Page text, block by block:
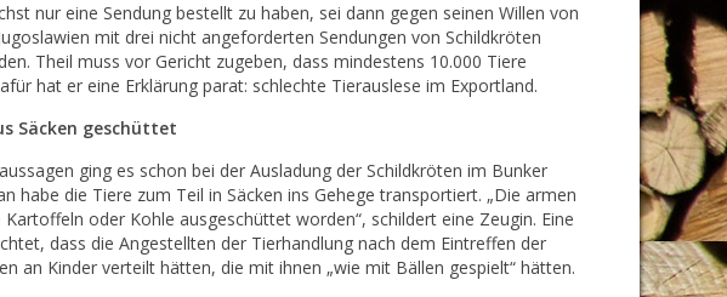
nur eine Sendung bestellt zu haben, sei dann gegen seinen Willen von
mit drei nicht angeforderten Sendungen von Schildkröten
Theil muss vor Gericht zugeben, dass mindestens 10.000 Tiere
hat er eine Erklärung parat: schlechte Tierauslese im Exportland.
Säcken geschüttet
ging es schon bei der Ausladung der Schildkröten im Bunker
habe die Tiere zum Teil in Säcken ins Gehege transportiert. „Die armen
oder Kohle ausgeschüttet worden“, schildert eine Zeugin. Eine
dass die Angestellten der Tierhandlung nach dem Eintreffen der
an Kinder verteilt hätten, die mit ihnen „wie mit Bällen gespielt“ hätten.